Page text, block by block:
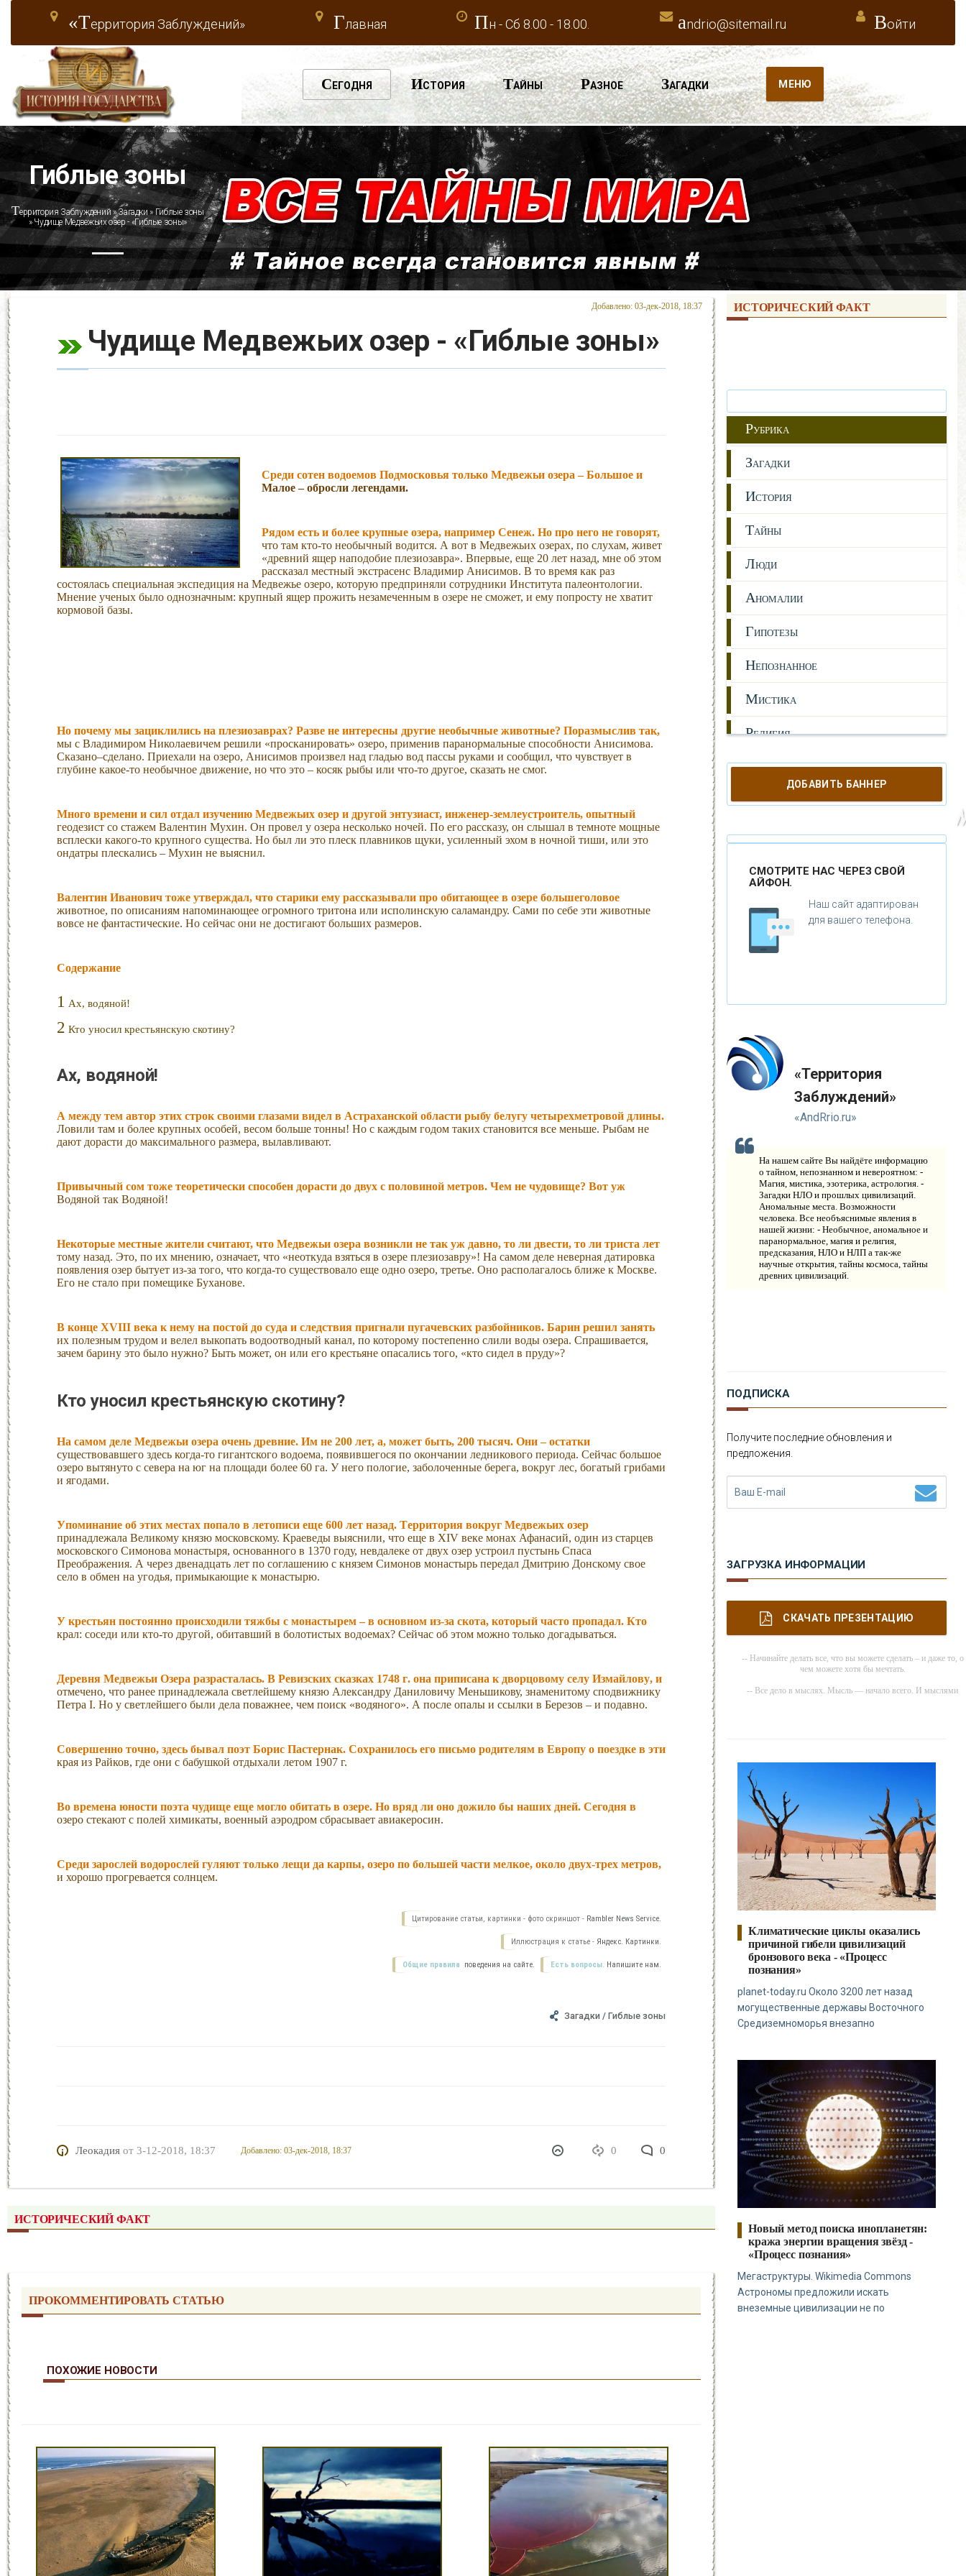
«Территория Заблуждений» Главная Пн - Сб 8.00 - 18.00. andrio@sitemail.ru Войти
СЕГОДНЯ ИСТОРИЯ ТАЙНЫ РАЗНОЕ ЗАГАДКИ МЕНЮ
Гиблые зоны
Территория Заблуждений»Загадки» Гиблые зоны
» Чудище Медвежьих озер - «Гиблые зоны»
Добавлено: 03-дек-2018, 18:37
Чудище Медвежьих озер - «Гиблые зоны»
Среди сотен водоемов Подмосковья только Медвежьи озера – Большое и
Малое – обросли легендами.
Рядом есть и более крупные озера, например Сенеж. Но про него не говорят,
что там кто-то необычный водится. А вот в Медвежьих озерах, по слухам, живет
«древний ящер наподобие плезиозавра». Впервые, еще 20 лет назад, мне об этом
рассказал местный экстрасенс Владимир Анисимов. В то время как раз
состоялась специальная экспедиция на Медвежье озеро, которую предприняли сотрудники Института палеонтологии.
Мнение ученых было однозначным: крупный ящер прожить незамеченным в озере не сможет, и ему попросту не хватит
кормовой базы.
Но почему мы зациклились на плезиозаврах? Разве не интересны другие необычные животные? Поразмыслив так,
мы с Владимиром Николаевичем решили «просканировать» озеро, применив паранормальные способности Анисимова.
Сказано–сделано. Приехали на озеро, Анисимов произвел над гладью вод пассы руками и сообщил, что чувствует в
глубине какое-то необычное движение, но что это – косяк рыбы или что-то другое, сказать не смог.
Много времени и сил отдал изучению Медвежьих озер и другой энтузиаст, инженер-землеустроитель, опытный
геодезист со стажем Валентин Мухин. Он провел у озера несколько ночей. По его рассказу, он слышал в темноте мощные
всплески какого-то крупного существа. Но был ли это плеск плавников щуки, усиленный эхом в ночной тиши, или это
ондатры плескались – Мухин не выяснил.
Валентин Иванович тоже утверждал, что старики ему рассказывали про обитающее в озере большеголовое
животное, по описаниям напоминающее огромного тритона или исполинскую саламандру. Сами по себе эти животные
вовсе не фантастические. Но сейчас они не достигают больших размеров.
Содержание
1 Ах, водяной!
2 Кто уносил крестьянскую скотину?
Ах, водяной!
А между тем автор этих строк своими глазами видел в Астраханской области рыбу белугу четырехметровой длины.
Ловили там и более крупных особей, весом больше тонны! Но с каждым годом таких становится все меньше. Рыбам не
дают дорасти до максимального размера, вылавливают.
Привычный сом тоже теоретически способен дорасти до двух с половиной метров. Чем не чудовище? Вот уж
Водяной так Водяной!
Некоторые местные жители считают, что Медвежьи озера возникли не так уж давно, то ли двести, то ли триста лет
тому назад. Это, по их мнению, означает, что «неоткуда взяться в озере плезиозавру»! На самом деле неверная датировка
появления озер бытует из-за того, что когда-то существовало еще одно озеро, третье. Оно располагалось ближе к Москве.
Его не стало при помещике Буханове.
В конце XVIII века к нему на постой до суда и следствия пригнали пугачевских разбойников. Барин решил занять
их полезным трудом и велел выкопать водоотводный канал, по которому постепенно слили воды озера. Спрашивается,
зачем барину это было нужно? Быть может, он или его крестьяне опасались того, «кто сидел в пруду»?
Кто уносил крестьянскую скотину?
На самом деле Медвежьи озера очень древние. Им не 200 лет, а, может быть, 200 тысяч. Они – остатки
существовавшего здесь когда-то гигантского водоема, появившегося по окончании ледникового периода. Сейчас большое
озеро вытянуто с севера на юг на площади более 60 га. У него пологие, заболоченные берега, вокруг лес, богатый грибами
и ягодами.
Упоминание об этих местах попало в летописи еще 600 лет назад. Территория вокруг Медвежьих озер
принадлежала Великому князю московскому. Краеведы выяснили, что еще в XIV веке монах Афанасий, один из старцев
московского Симонова монастыря, основанного в 1370 году, невдалеке от двух озер устроил пустынь Спаса
Преображения. А через двенадцать лет по соглашению с князем Симонов монастырь передал Дмитрию Донскому свое
село в обмен на угодья, примыкающие к монастырю.
У крестьян постоянно происходили тяжбы с монастырем – в основном из-за скота, который часто пропадал. Кто
крал: соседи или кто-то другой, обитавший в болотистых водоемах? Сейчас об этом можно только догадываться.
Деревня Медвежьи Озера разрасталась. В Ревизских сказках 1748 г. она приписана к дворцовому селу Измайлову, и
отмечено, что ранее принадлежала светлейшему князю Александру Даниловичу Меньшикову, знаменитому сподвижнику
Петра I. Но у светлейшего были дела поважнее, чем поиск «водяного». А после опалы и ссылки в Березов – и подавно.
Совершенно точно, здесь бывал поэт Борис Пастернак. Сохранилось его письмо родителям в Европу о поездке в эти
края из Райков, где они с бабушкой отдыхали летом 1907 г.
Во времена юности поэта чудище еще могло обитать в озере. Но вряд ли оно дожило бы наших дней. Сегодня в
озеро стекают с полей химикаты, военный аэродром сбрасывает авиакеросин.
Среди зарослей водорослей гуляют только лещи да карпы, озеро по большей части мелкое, около двух-трех метров,
и хорошо прогревается солнцем.
Цитирование статьи, картинки - фото скриншот - Rambler News Service.
Иллюстрация к статье - Яндекс. Картинки.
Есть вопросы. Напишите нам.
Общие правила поведения на сайте.
Загадки /Гиблые зоны
0 0
Леокадияот 3-12-2018, 18:37 Добавлено: 03-дек-2018, 18:37
ИСТОРИЧЕСКИЙ ФАКТ
ПРОКОММЕНТИРОВАТЬ СТАТЬЮ
ПОХОЖИЕ НОВОСТИ
ИСТОРИЧЕСКИЙ ФАКТ
РУБРИКА
ЗАГАДКИ
ИСТОРИЯ
ТАЙНЫ
ЛЮДИ
АНОМАЛИИ
ГИПОТЕЗЫ
НЕПОЗНАННОЕ
МИСТИКА
РЕЛИГИЯ
ОРУЖИЕ
КАТАКЛИЗМЫ
КЛОНИРОВАНИЕ
НОВЫЕ ТЕХНОЛОГИИ
РОГНОЗЫ И ПРОРОЧЕСТВА
ЛАНЕТА ЗЕМЛЯ
ИСТОРИЯ ОБО ВСЕМ НА СВЕТЕ
ОКОМПАНИИ
НОВОСТИ
ДОБАВИТЬ БАННЕР
СМОТРИТЕ НАС ЧЕРЕЗ СВОЙ
АЙФОН.
Наш сайт адаптирован
для вашего телефона.
«Территория
Заблуждений»
«AndRrio.ru»
На нашем сайте Вы найдёте информацию
о тайном, непознанном и невероятном: -
Магия, мистика, эзотерика, астрология. -
Загадки НЛО и прошлых цивилизаций.
Аномальные места. Возможности
человека. Все необъяснимые явления в
нашей жизни: - Необычное, аномальное и
паранормальное, магия и религия,
предсказания, НЛО и НЛП а так-же
научные открытия, тайны космоса, тайны
древних цивилизаций.
ПОДПИСКА
Получите последние обновления и
предложения.
ЗАГРУЗКА ИНФОРМАЦИИ
СКАЧАТЬ ПРЕЗЕНТАЦИЮ
-- Начинайте делать все, что вы можете сделать – и даже то, о
чем можете хотя бы мечтать.
-- Все дело в мыслях. Мысль — начало всего. И мыслями
глупость. Из всех страхов самый пугающий —
-- Лучшее, что можно сделать с хорошим советом, это
пропустить его мимо ушей. Он никогда не бывает полезен
никому, кроме того, кто его дал.
-- Люблю давать советы и очень не люблю, когда их дают мне.
Климатические циклы оказались
причиной гибели цивилизаций
бронзового века - «Процесс
познания»
planet-today.ru Около 3200 лет назад
могущественные державы Восточного
Средиземноморья внезапно
Новый метод поиска инопланетян:
кража энергии вращения звёзд -
«Процесс познания»
Мегаструктуры. Wikimedia Commons
Астрономы предложили искать
внеземные цивилизации не по